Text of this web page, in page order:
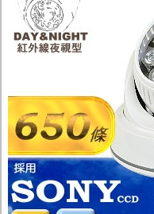
限時促銷特惠專案
IP網路攝影機及錄放影機
AHD DVR數位錄放影機
AHD半球型(適用屋內)
AHD中小型紅外線攝影機(
AHD防護罩型攝影機(適用
距離遠）
AHD特殊功能型攝影機
旋轉型攝影機.旋轉台
傳統高解析攝影機
鏡頭
投光設備
防護罩及支架
多路攝影機單軸傳輸